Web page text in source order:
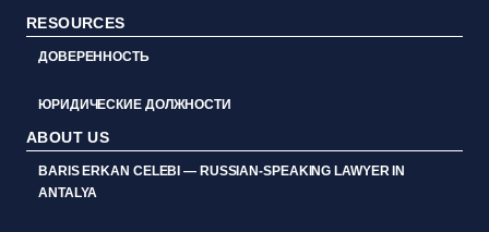
RESOURCES
ДОВЕРЕННОСТЬ
ЮРИДИЧЕСКИЕ ДОЛЖНОСТИ
ABOUT US
BARIS ERKAN CELEBI — RUSSIAN-SPEAKING LAWYER IN
ANTALYA